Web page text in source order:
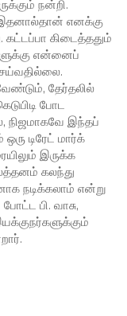
நன்றி.
இதனால்தான் எனக்கு
கட்டப்பா கிடைத்ததும்
என்னைப்
தேர்தலில்
போட
இந்தப்
டிரேட் மார்க்
இருக்க
கலந்து
நடிக்கலாம் என்று
பி. வாசு,